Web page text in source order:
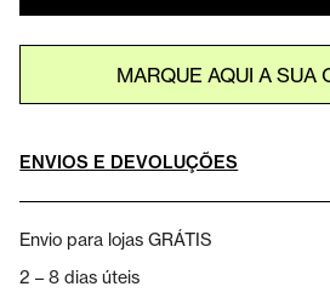
MARQUE AQUI A SUA
ENVIOS E DEVOLUÇÕES
Envio para lojas GRÁTIS
2 – 8 dias úteis